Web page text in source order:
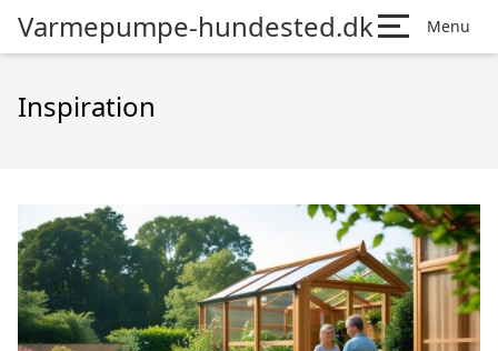
Varmepumpe-hundested.dk Menu
Inspiration